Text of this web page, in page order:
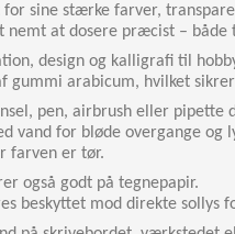
sine stærke farver,
at dosere præcist –
design og kalligrafi til
arabicum, hvilket
pen, airbrush eller pipette
vand for bløde overgange og
farven er tør.
også godt på tegnepapir.
beskyttet mod direkte sollys